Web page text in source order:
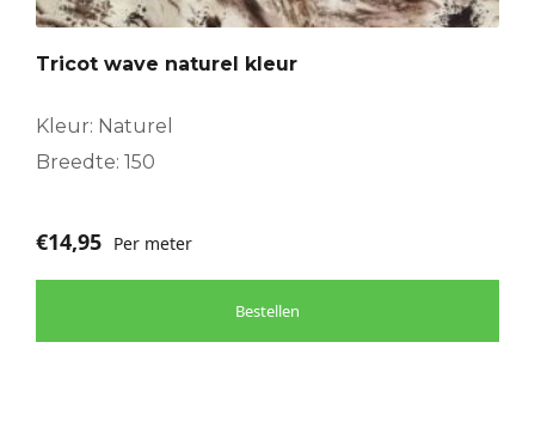
Tricot wave naturel kleur
Kleur: Naturel
Breedte: 150
€14,95 Per meter
Bestellen